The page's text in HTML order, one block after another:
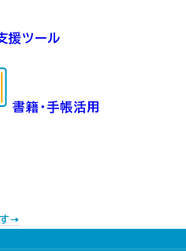
援ツール
書籍・手帳活用